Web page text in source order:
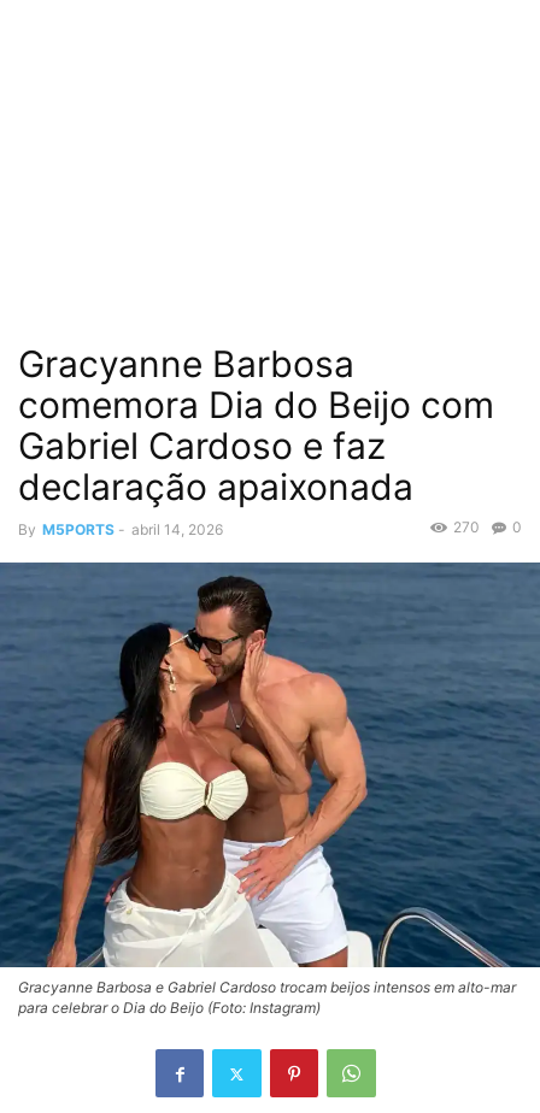
Gracyanne Barbosa
comemora Dia do Beijo com
Gabriel Cardoso e faz
declaração apaixonada
By M5PORTS - abril 14, 2026 0
270
Gracyanne Barbosa e Gabriel Cardoso trocam beijos intensos em alto-mar
para celebrar o Dia do Beijo (Foto: Instagram)